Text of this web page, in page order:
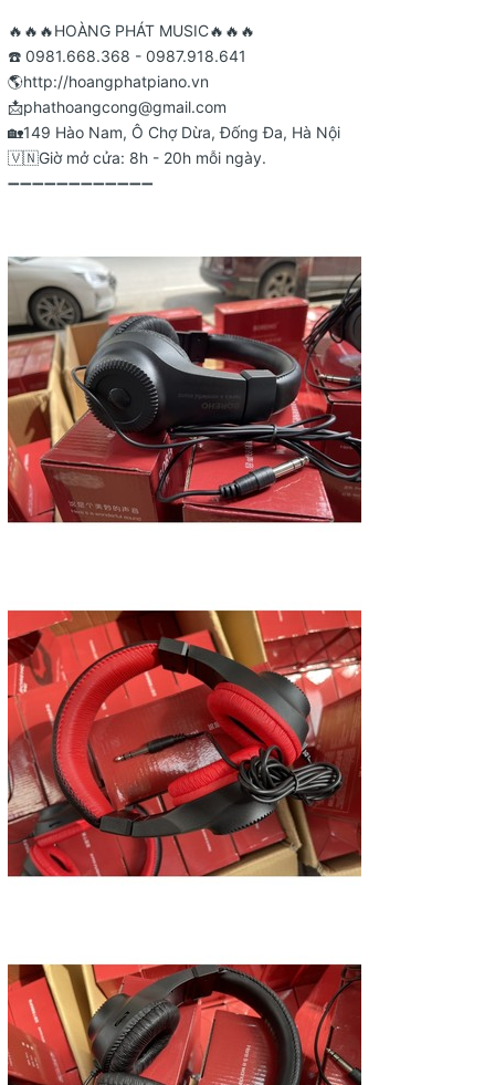
🔥🔥🔥HOÀNG PHÁT MUSIC🔥🔥🔥
☎️ 0981.668.368 - 0987.918.641
🌎http://hoangphatpiano.vn
📩phathoangcong@gmail.com
🏡149 Hào Nam, Ô Chợ Dừa, Đống Đa, Hà Nội
🇻🇳Giờ mở cửa: 8h - 20h mỗi ngày.
➖➖➖➖➖➖➖➖➖➖➖➖